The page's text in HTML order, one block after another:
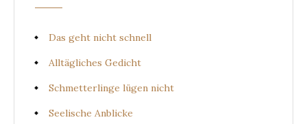
Das geht nicht schnell
Alltägliches Gedicht
Schmetterlinge lügen nicht
Seelische Anblicke